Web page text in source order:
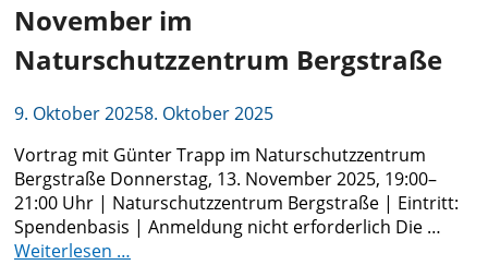
November im
Naturschutzzentrum Bergstraße
9. Oktober 20258. Oktober 2025
Vortrag mit Günter Trapp im Naturschutzzentrum
Bergstraße Donnerstag, 13. November 2025, 19:00–
21:00 Uhr | Naturschutzzentrum Bergstraße | Eintritt:
Spendenbasis | Anmeldung nicht erforderlich Die …
Weiterlesen …